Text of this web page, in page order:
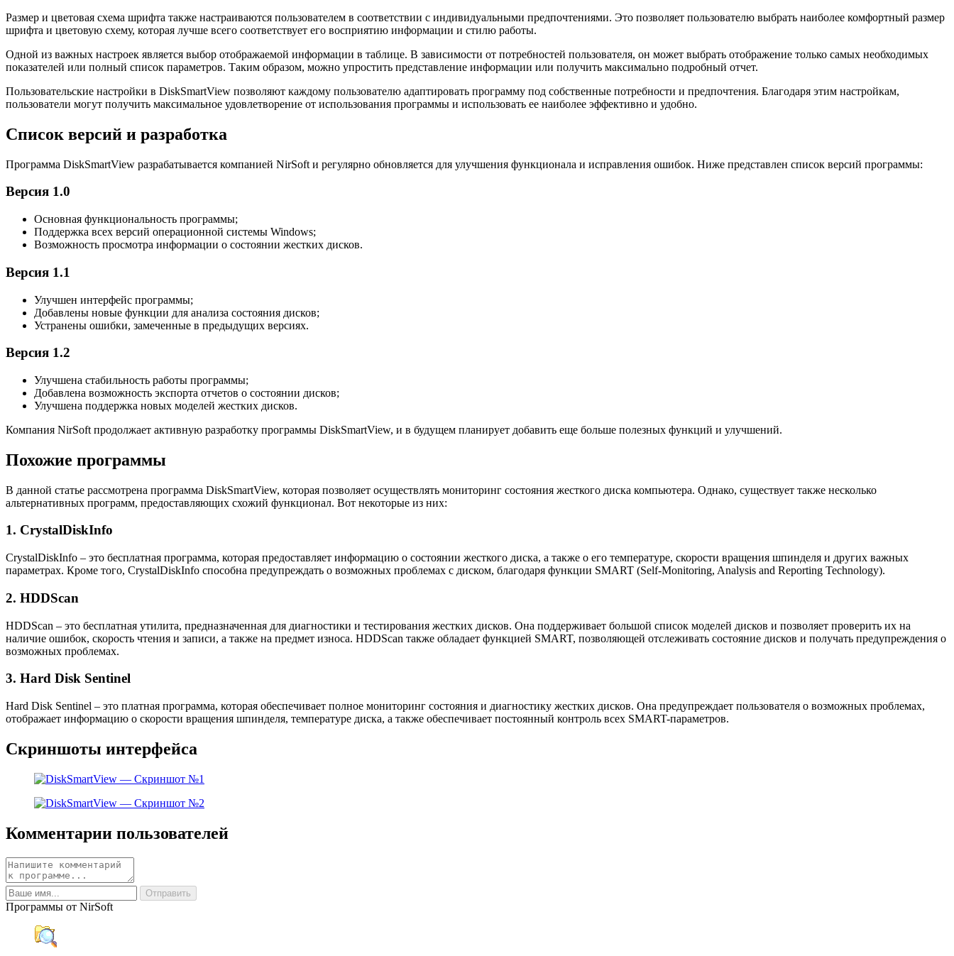
Размер и цветовая схема шрифта также настраиваются пользователем в соответствии с индивидуальными предпочтениями. Это позволяет пользователю выбрать наиболее комфортный размер
шрифта и цветовую схему, которая лучше всего соответствует его восприятию информации и стилю работы.
Одной из важных настроек является выбор отображаемой информации в таблице. В зависимости от потребностей пользователя, он может выбрать отображение только самых необходимых
показателей или полный список параметров. Таким образом, можно упростить представление информации или получить максимально подробный отчет.
Пользовательские настройки в DiskSmartView позволяют каждому пользователю адаптировать программу под собственные потребности и предпочтения. Благодаря этим настройкам,
пользователи могут получить максимальное удовлетворение от использования программы и использовать ее наиболее эффективно и удобно.
Список версий и разработка
Программа DiskSmartView разрабатывается компанией NirSoft и регулярно обновляется для улучшения функционала и исправления ошибок. Ниже представлен список версий программы:
Версия 1.0
Основная функциональность программы;
Поддержка всех версий операционной системы Windows;
Возможность просмотра информации о состоянии жестких дисков.
Версия 1.1
Улучшен интерфейс программы;
Добавлены новые функции для анализа состояния дисков;
Устранены ошибки, замеченные в предыдущих версиях.
Версия 1.2
Улучшена стабильность работы программы;
Добавлена возможность экспорта отчетов о состоянии дисков;
Улучшена поддержка новых моделей жестких дисков.
Компания NirSoft продолжает активную разработку программы DiskSmartView, и в будущем планирует добавить еще больше полезных функций и улучшений.
Похожие программы
В данной статье рассмотрена программа DiskSmartView, которая позволяет осуществлять мониторинг состояния жесткого диска компьютера. Однако, существует также несколько
альтернативных программ, предоставляющих схожий функционал. Вот некоторые из них:
1. CrystalDiskInfo
CrystalDiskInfo – это бесплатная программа, которая предоставляет информацию о состоянии жесткого диска, а также о его температуре, скорости вращения шпинделя и других важных
параметрах. Кроме того, CrystalDiskInfo способна предупреждать о возможных проблемах с диском, благодаря функции SMART (Self-Monitoring, Analysis and Reporting Technology).
2. HDDScan
HDDScan – это бесплатная утилита, предназначенная для диагностики и тестирования жестких дисков. Она поддерживает большой список моделей дисков и позволяет проверить их на
наличие ошибок, скорость чтения и записи, а также на предмет износа. HDDScan также обладает функцией SMART, позволяющей отслеживать состояние дисков и получать предупреждения о
возможных проблемах.
3. Hard Disk Sentinel
Hard Disk Sentinel – это платная программа, которая обеспечивает полное мониторинг состояния и диагностику жестких дисков. Она предупреждает пользователя о возможных проблемах,
отображает информацию о скорости вращения шпинделя, температуре диска, а также обеспечивает постоянный контроль всех SMART-параметров.
Скриншоты интерфейса
Комментарии пользователей
Программы от NirSoft